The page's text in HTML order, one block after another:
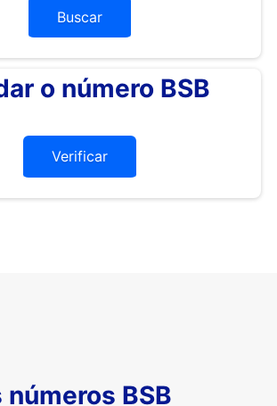
Buscar
o número BSB
Verificar
números BSB